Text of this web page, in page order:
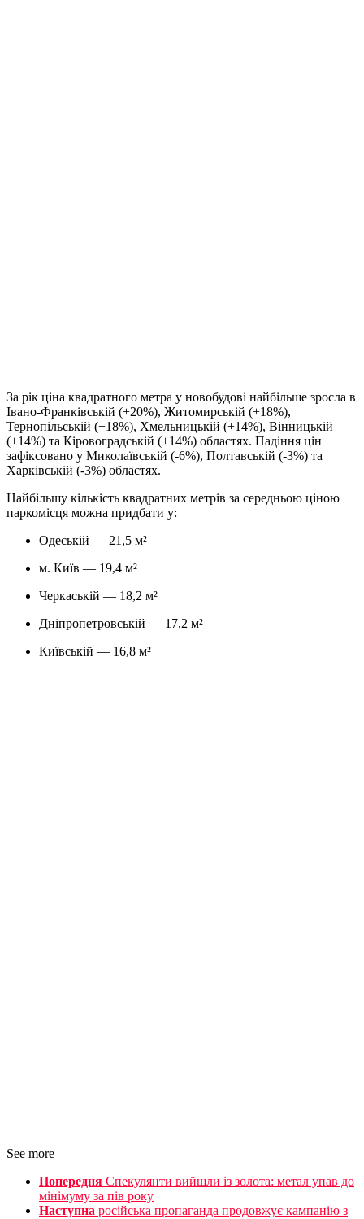
За рік ціна квадратного метра у новобудові найбільше зросла в
Івано-Франківській (+20%), Житомирській (+18%),
Тернопільській (+18%), Хмельницькій (+14%), Вінницькій
(+14%) та Кіровоградській (+14%) областях. Падіння цін
зафіксовано у Миколаївській (-6%), Полтавській (-3%) та
Харківській (-3%) областях.
Найбільшу кількість квадратних метрів за середньою ціною
паркомісця можна придбати у:
Одеській — 21,5 м²
м. Київ — 19,4 м²
Черкаській — 18,2 м²
Дніпропетровській — 17,2 м²
Київській — 16,8 м²
See more
Попередня Спекулянти вийшли із золота: метал упав до
мінімуму за пів року
Наступна російська пропаганда продовжує кампанію з